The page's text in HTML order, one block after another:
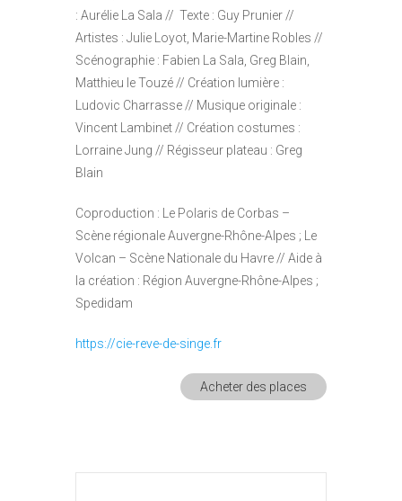
: Aurélie La Sala // Texte : Guy Prunier //
Artistes : Julie Loyot, Marie-Martine Robles //
Scénographie : Fabien La Sala, Greg Blain,
Matthieu le Touzé // Création lumière :
Ludovic Charrasse // Musique originale :
Vincent Lambinet // Création costumes :
Lorraine Jung // Régisseur plateau : Greg
Blain
Coproduction : Le Polaris de Corbas –
Scène régionale Auvergne-Rhône-Alpes ; Le
Volcan – Scène Nationale du Havre // Aide à
la création : Région Auvergne-Rhône-Alpes ;
Spedidam
https://cie-reve-de-singe.fr
Acheter des places